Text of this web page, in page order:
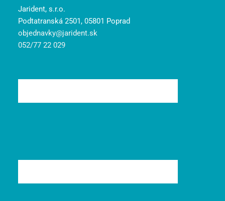
Jarident, s.r.o.
Podtatranská 2501, 05801 Poprad
objednavky@jarident.sk
052/77 22 029